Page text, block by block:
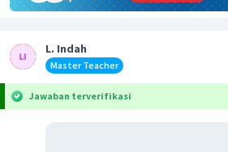
L. Indah
Master Teacher
Jawaban terverifikasi